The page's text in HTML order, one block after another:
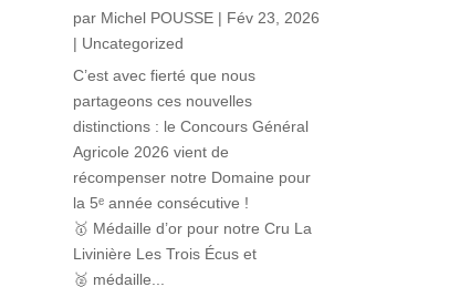
par Michel POUSSE | Fév 23, 2026
| Uncategorized
C’est avec fierté que nous
partageons ces nouvelles
distinctions : le Concours Général
Agricole 2026 vient de
récompenser notre Domaine pour
la 5ᵉ année consécutive !
🥇 Médaille d’or pour notre Cru La
Livinière Les Trois Écus et
🥈 médaille...